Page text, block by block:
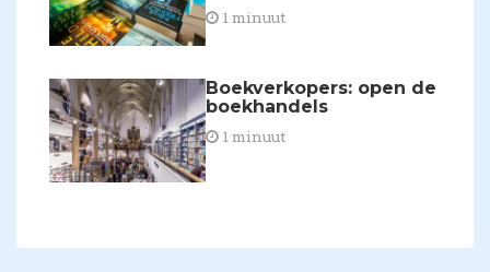
1 minuut
Boekverkopers: open de
boekhandels
1 minuut